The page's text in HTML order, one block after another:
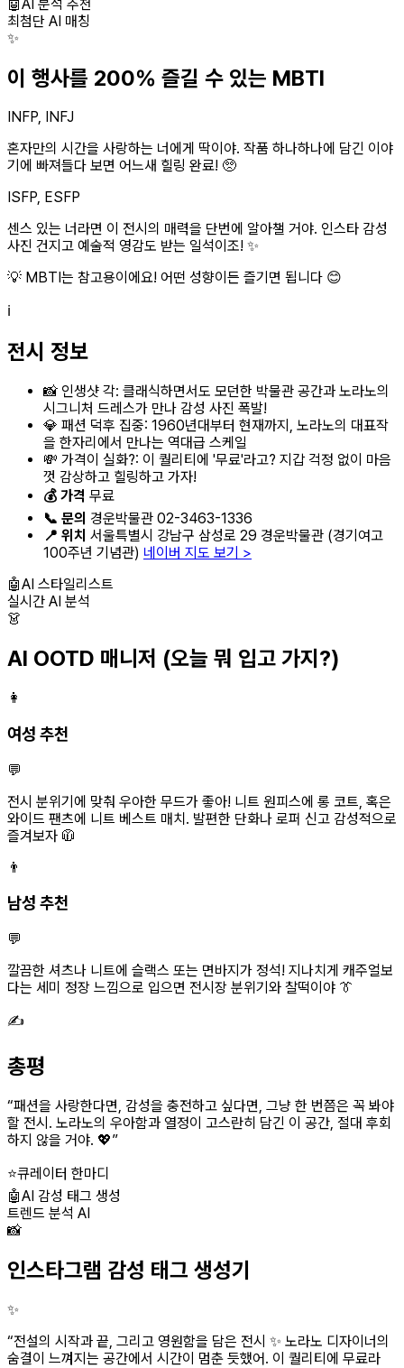
🤖AI 분석 추천
최첨단 AI 매칭
✨
이 행사를 200% 즐길 수 있는 MBTI
INFP, INFJ
혼자만의 시간을 사랑하는 너에게 딱이야. 작품 하나하나에 담긴 이야
기에 빠져들다 보면 어느새 힐링 완료! 🥺
ISFP, ESFP
센스 있는 너라면 이 전시의 매력을 단번에 알아챌 거야. 인스타 감성
사진 건지고 예술적 영감도 받는 일석이조! ✨
💡 MBTI는 참고용이에요! 어떤 성향이든 즐기면 됩니다 😊
ℹ️
전시 정보
📸 인생샷 각: 클래식하면서도 모던한 박물관 공간과 노라노의
시그니처 드레스가 만나 감성 사진 폭발!
💎 패션 덕후 집중: 1960년대부터 현재까지, 노라노의 대표작
을 한자리에서 만나는 역대급 스케일
💸 가격이 실화?: 이 퀄리티에 '무료'라고? 지갑 걱정 없이 마음
껏 감상하고 힐링하고 가자!
💰 가격 무료
📞 문의 경운박물관 02-3463-1336
📍 위치 서울특별시 강남구 삼성로 29 경운박물관 (경기여고
100주년 기념관) 네이버 지도 보기 >
🤖AI 스타일리스트
실시간 AI 분석
👗
AI OOTD 매니저 (오늘 뭐 입고 가지?)
👩
여성 추천
💬
전시 분위기에 맞춰 우아한 무드가 좋아! 니트 원피스에 롱 코트, 혹은
와이드 팬츠에 니트 베스트 매치. 발편한 단화나 로퍼 신고 감성적으로
즐겨보자 🧥
👨
남성 추천
💬
깔끔한 셔츠나 니트에 슬랙스 또는 면바지가 정석! 지나치게 캐주얼보
다는 세미 정장 느낌으로 입으면 전시장 분위기와 찰떡이야 👔
✍️
총평
“패션을 사랑한다면, 감성을 충전하고 싶다면, 그냥 한 번쯤은 꼭 봐야
할 전시. 노라노의 우아함과 열정이 고스란히 담긴 이 공간, 절대 후회
하지 않을 거야. 💖”
⭐큐레이터 한마디
🤖AI 감성 태그 생성
트렌드 분석 AI
📸
인스타그램 감성 태그 생성기
✨
“전설의 시작과 끝, 그리고 영원함을 담은 전시 ✨ 노라노 디자이너의
숨결이 느껴지는 공간에서 시간이 멈춘 듯했어. 이 퀄리티에 무료라